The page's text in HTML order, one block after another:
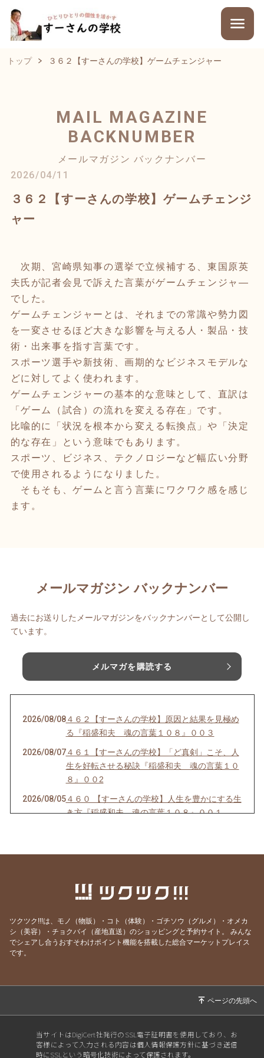
トップ ３６２【すーさんの学校】ゲームチェンジャー
MAIL MAGAZINE
BACKNUMBER
メールマガジン バックナンバー
2026/04/11
３６２【すーさんの学校】ゲームチェンジ
ャー
次期、宮崎県知事の選挙で立候補する、東国原英
夫氏が記者会見で訴えた言葉がゲームチェンジャ―
でした。
ゲームチェンジャーとは、それまでの常識や勢力図
を一変させるほど大きな影響を与える人・製品・技
術・出来事を指す言葉です。
スポーツ選手や新技術、画期的なビジネスモデルな
どに対してよく使われます。
ゲームチェンジャーの基本的な意味として、直訳は
「ゲーム（試合）の流れを変える存在」です。
比喩的に「状況を根本から変える転換点」や「決定
的な存在」という意味でもあります。
スポーツ、ビジネス、テクノロジーなど幅広い分野
で使用されるようになりました。
そもそも、ゲームと言う言葉にワクワク感を感じ
ます。
メールマガジン バックナンバー
過去にお送りしたメールマガジンをバックナンバーとして公開し
ています。
メルマガを購読する
2026/08/08４６２【すーさんの学校】原因と結果を見極め
る『稲盛和夫 魂の言葉１０８』００３
2026/08/07４６１【すーさんの学校】「ど真剣」こそ、人
生を好転させる秘訣『稲盛和夫 魂の言葉１０
８』００2
2026/08/05４６０ 【すーさんの学校】人生を豊かにする生
き方『稲盛和夫 魂の言葉１０８』００１
４５７【すーさんの学校】感謝の心なくして健
2026/08/01４５６【すーさんの学校】「知覚動考（ともか
くどうこう）」
４５４【すーさんの学校】見る人は見ている
2026/07/29４５３【すーさんの学校】理屈はいらない
2026/07/27４５２【すーさんの学校】徹底的に見る
2026/07/26４５１【すーさんの学校】失敗の3要素
ツクツク!!!は、モノ（物販）・コト（体験）・ゴチソウ（グルメ）・オメカ
シ（美容）・チョクバイ（産地直送）のショッピングと予約サイト。
みんな
でシェアし合うおすそわけポイント機能を搭載した総合マーケットプレイス
です。
当サイトはDigiCert社発行のSSL電子証明書を使用しており、お
客様によって入力される内容は個人情報保護方針に基づき送信
時にSSLという暗号化技術によって保護されます。